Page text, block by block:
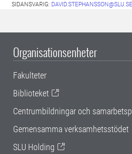
SIDANSVARIG: DAVID.STEPHANSSON@SLU.SE
Organisationsenheter
Fakulteter
Biblioteket
Centrumbildningar och
Gemensamma verksamhetsstödet
SLU Holding